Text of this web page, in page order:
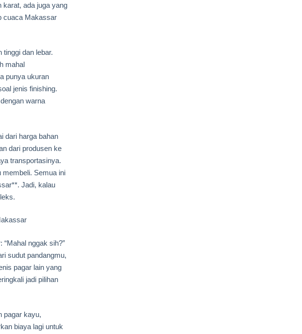
karat, ada juga yang
cuaca Makassar
tinggi dan lebar.
mahal
punya ukuran
jenis finishing.
warna
dari harga bahan
dari produsen ke
transportasinya.
membeli. Semua ini
Jadi, kalau
nggak sih?”
sudut pandangmu,
pagar lain yang
jadi pilihan
pagar kayu,
biaya lagi untuk